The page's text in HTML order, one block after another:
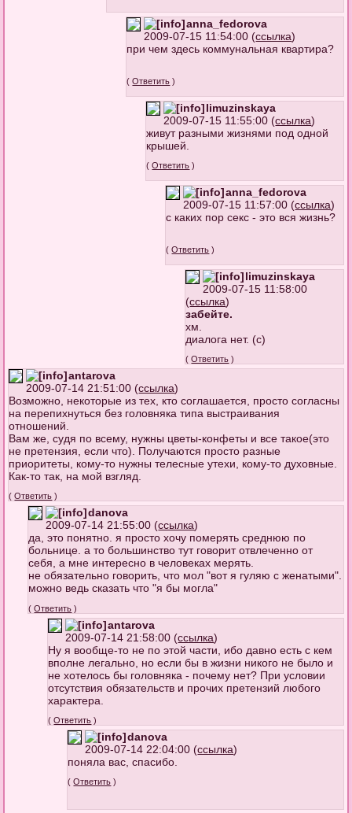
anna_fedorova
2009-07-15 11:54:00 (ссылка)
при чем здесь коммунальная квартира?
(Ответить )
limuzinskaya
2009-07-15 11:55:00 (ссылка)
живут разными жизнями под одной
крышей.
(Ответить )
anna_fedorova
2009-07-15 11:57:00 (ссылка)
с каких пор секс - это вся жизнь?
(Ответить )
limuzinskaya
2009-07-15 11:58:00
(ссылка)
забейте.
хм.
диалога нет. (с)
(Ответить )
antarova
2009-07-14 21:51:00 (ссылка)
Возможно, некоторые из тех, кто соглашается, просто согласны
на перепихнуться без головняка типа выстраивания
отношений.
Вам же, судя по всему, нужны цветы-конфеты и все такое(это
не претензия, если что). Получаются просто разные
приоритеты, кому-то нужны телесные утехи, кому-то духовные.
Как-то так, на мой взгляд.
(Ответить )
danova
2009-07-14 21:55:00 (ссылка)
да, это понятно. я просто хочу померять среднюю по
больнице. а то большинство тут говорит отвлеченно от
себя, а мне интересно в человеках мерять.
не обязательно говорить, что мол "вот я гуляю с женатыми".
можно ведь сказать что "я бы могла"
(Ответить )
antarova
2009-07-14 21:58:00 (ссылка)
Ну я вообще-то не по этой части, ибо давно есть с кем
вполне легально, но если бы в жизни никого не было и
не хотелось бы головняка - почему нет? При условии
отсутствия обязательств и прочих претензий любого
характера.
(Ответить )
danova
2009-07-14 22:04:00 (ссылка)
поняла вас, спасибо.
(Ответить )